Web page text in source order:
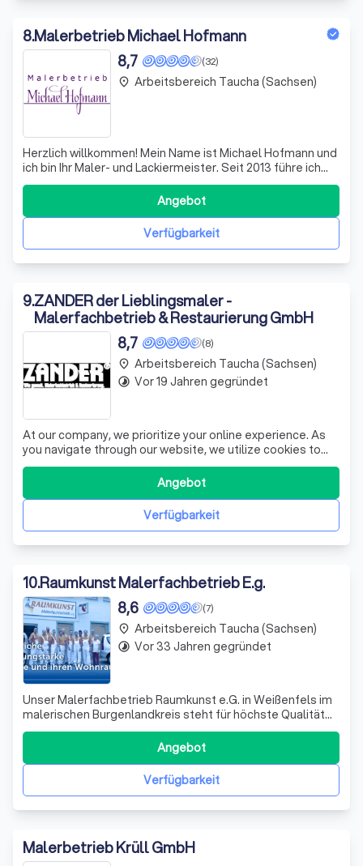
8.Malerbetrieb Michael Hofmann
(32)
8,7
Herzlich willkommen! Mein Name ist Michael Hofmann und
ich bin Ihr Maler- und Lackiermeister. Seit 2013 führe ich
meinen eigenen Malerbetrieb, der in der Handelskammer
Leipzig eingetragen ist. Mit Leidenschaft und Fachwissen
widme ich mich jedem Projekt und biete Ihnen eine breite
Verfügbarkeit
Angebot
place Arbeitsbereich Taucha (Sachsen)
9.ZANDER der Lieblingsmaler -
Malerfachbetrieb & Restaurierung GmbH
(8)
8,7
At our company, we prioritize your online experience. As
you navigate through our website, we utilize cookies to
enhance your journey. These cookies, which are deemed
necessary, are stored on your browser as they are crucial
for the basic functionalities of our site. Our primary goal is
Verfügbarkeit
Angebot
place Arbeitsbereich Taucha (Sachsen)
timelapse Vor 19 Jahren gegründet
10.Raumkunst Malerfachbetrieb E.g.
(7)
8,6
Unser Malerfachbetrieb Raumkunst e.G. in Weißenfels im
malerischen Burgenlandkreis steht für höchste Qualität
und Professionalität. Mit unserer langjährigen Erfahrung
und unserem qualifizierten Team bieten wir Ihnen ein
breites Spektrum an Malerleistungen. Unser Angebot
reicht von klassischen Maler-Verfügbarkeit
Angebot
place Arbeitsbereich Taucha (Sachsen)
timelapse Vor 33 Jahren gegründet
Malerbetrieb Krüll GmbH